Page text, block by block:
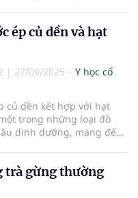
na không chỉ là món ăn
Tuy nhiên, bên cạnh
điểm nổi bật, việc tiêu
na cũng cần được thực
cách cẩn trọng để tránh
hưởng không mong
ép củ dền và hạt
| 27/08/2025
Y học cổ
củ dền kết hợp với hạt
trong những loại đồ
dinh dưỡng, mang đến
và độ giòn nhẹ, dẻo
trà gừng thường